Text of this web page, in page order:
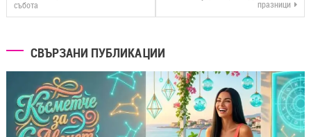
събота
празници
СВЪРЗАНИ ПУБЛИКАЦИИ